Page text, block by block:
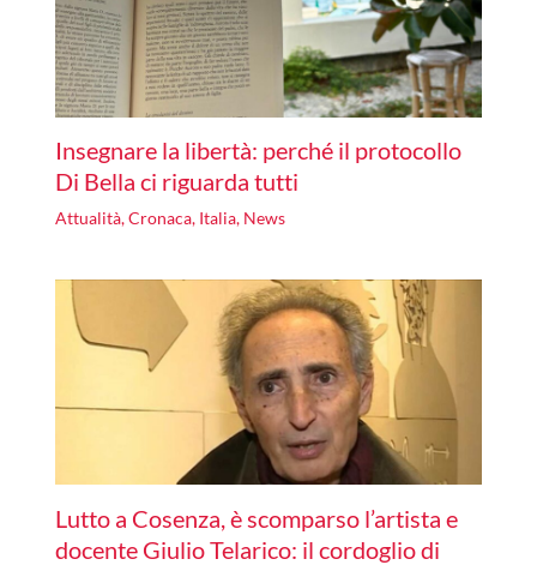
Insegnare la libertà: perché il protocollo
Di Bella ci riguarda tutti
Attualità,Cronaca, Italia, News
Lutto a Cosenza, è scomparso l’artista e
docente Giulio Telarico: il cordoglio di